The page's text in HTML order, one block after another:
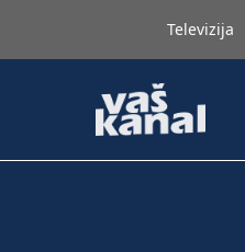
Televizija